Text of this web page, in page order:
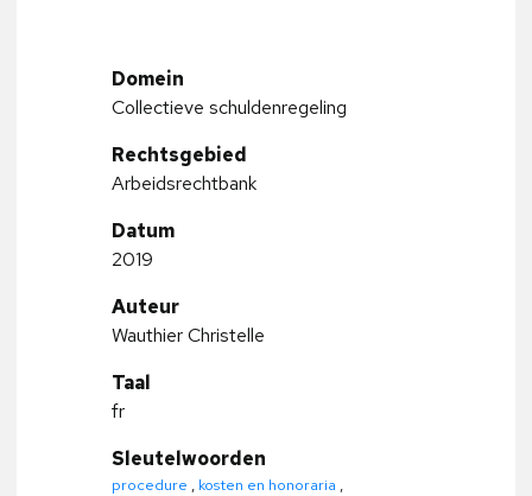
Domein
Collectieve schuldenregeling
Rechtsgebied
Arbeidsrechtbank
Datum
2019
Auteur
Wauthier Christelle
Taal
fr
Sleutelwoorden
procedure , kosten en honoraria ,